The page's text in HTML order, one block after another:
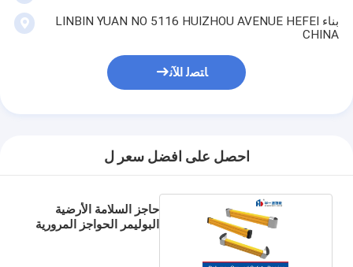
بناء LINBIN YUAN NO 5116 HUIZHOU AVENUE HEFEI
CHINA
ﺎﺘﺼﻟ ﺍﻶﻧ
احصل على افضل سعر ل
حاجز السلامة الأرضية
البوليمر الحواجز المرورية